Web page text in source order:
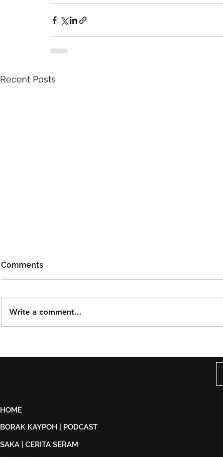
Recent Posts
Dijual
Comments
Write a comment...
HOME
BORAK KAYPOH | PODCAST
SAKA | CERITA SERAM